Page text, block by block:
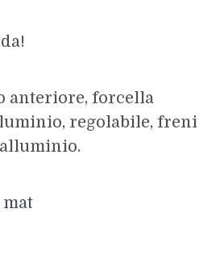
anteriore, forcella
regolabile, freni